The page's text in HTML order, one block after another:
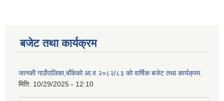
बजेट तथा कार्यक्रम
जानकी गाउँपालिका,बाँकेको आ.व.२०८२/८३ को वार्षिक बजेट तथा कार्यक्रम.
मिति: 10/29/2025 - 12:10